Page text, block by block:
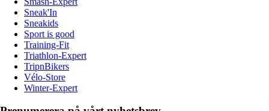
Sneak'In
Sneakids
Sport is good
Training-Fit
Triathlon-Expert
TripnBikers
Vélo-Store
Winter-Expert